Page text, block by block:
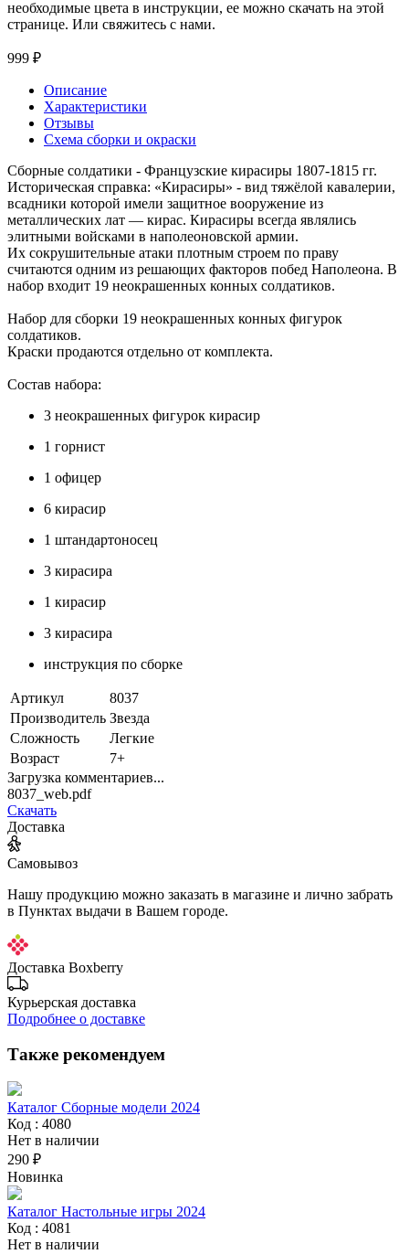
необходимые цвета в инструкции, ее можно скачать на этой
странице. Или свяжитесь с нами.
999 ₽
Описание
Характеристики
Отзывы
Схема сборки и окраски
Сборные солдатики - Французские кирасиры 1807-1815 гг.
Историческая справка: «Кирасиры» - вид тяжёлой кавалерии,
всадники которой имели защитное вооружение из
металлических лат — кирас. Кирасиры всегда являлись
элитными войсками в наполеоновской армии.
Их сокрушительные атаки плотным строем по праву
считаются одним из решающих факторов побед Наполеона. В
набор входит 19 неокрашенных конных солдатиков.
Набор для сборки 19 неокрашенных конных фигурок
солдатиков.
Краски продаются отдельно от комплекта.
Состав набора:
3 неокрашенных фигурок кирасир
1 горнист
1 офицер
6 кирасир
1 штандартоносец
3 кирасира
1 кирасир
3 кирасира
инструкция по сборке
Артикул
8037
Производитель Звезда
Сложность
Легкие
Возраст
7+
Загрузка комментариев...
8037_web.pdf
Скачать
Доставка
Самовывоз
Нашу продукцию можно заказать в магазине и лично забрать
в Пунктах выдачи в Вашем городе.
Доставка Boxberry
Курьерская доставка
Подробнее о доставке
Также рекомендуем
Каталог Сборные модели 2024
Код : 4080
Нет в наличии
290 ₽
Новинка
Каталог Настольные игры 2024
Код : 4081
Нет в наличии